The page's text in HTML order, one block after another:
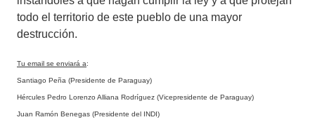
todo el territorio de este pueblo de una mayor
destrucción.
Tu email se enviará a:
Santiago Peña (Presidente de Paraguay)
Hércules Pedro Lorenzo Alliana Rodríguez (Vicepresidente de Paraguay)
Juan Ramón Benegas (Presidente del INDI)